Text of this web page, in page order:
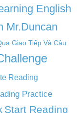
English
Mr.Duncan
Giao Tiếp Và Câu
Reading
Practice
Start Reading